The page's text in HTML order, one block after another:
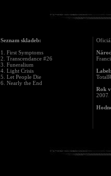
Seznam skladeb:
1. First Symptoms
2. Transcendance #26
3. Funeralium
4. Light Crisis
5. Let People Die
6. Nearly the End
Rok
2007